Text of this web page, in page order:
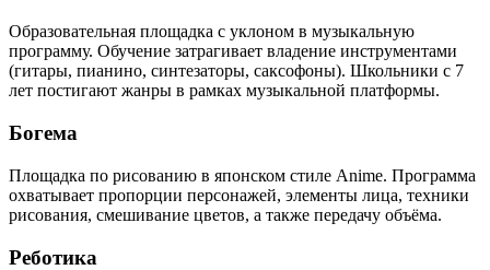
Образовательная площадка с уклоном в музыкальную
программу. Обучение затрагивает владение инструментами
(гитары, пианино, синтезаторы, саксофоны). Школьники с 7
лет постигают жанры в рамках музыкальной платформы.
Богема
Площадка по рисованию в японском стиле Anime. Программа
охватывает пропорции персонажей, элементы лица, техники
рисования, смешивание цветов, а также передачу объёма.
Реботика